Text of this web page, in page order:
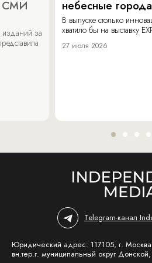
СМИ
изданий за
небесные города
В выпуске столько
хватило бы на выставку
27 июля 2026
Telegram-канал
Юридический адрес: 117105, г.
вн.тер.г. муниципальный округ